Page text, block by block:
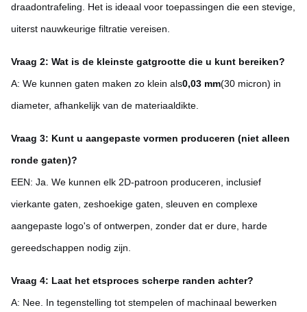
draadontrafeling. Het is ideaal voor toepassingen die een stevige,
uiterst nauwkeurige filtratie vereisen.
Vraag 2: Wat is de kleinste gatgrootte die u kunt bereiken?
A: We kunnen gaten maken zo klein als0,03 mm(30 micron) in
diameter, afhankelijk van de materiaaldikte.
Vraag 3: Kunt u aangepaste vormen produceren (niet alleen
ronde gaten)?
EEN: Ja. We kunnen elk 2D-patroon produceren, inclusief
vierkante gaten, zeshoekige gaten, sleuven en complexe
aangepaste logo's of ontwerpen, zonder dat er dure, harde
gereedschappen nodig zijn.
Vraag 4: Laat het etsproces scherpe randen achter?
A: Nee. In tegenstelling tot stempelen of machinaal bewerken